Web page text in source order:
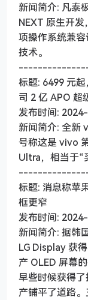
新闻简介: 凡泰
NEXT 原生开
项操作系统兼
技术。
标题: 6499 元
司 2 亿 APO 超
发布时间:
新闻简介: 全新
号称这是 vivo
Ultra，相当于“
标题: 消息称苹
框更窄
发布时间:
新闻简介: 据韩
LG Display 获
产 OLED 屏幕
早些时候获得
产铺平了道路